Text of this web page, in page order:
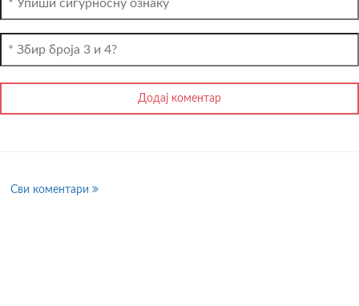
Сви коментари